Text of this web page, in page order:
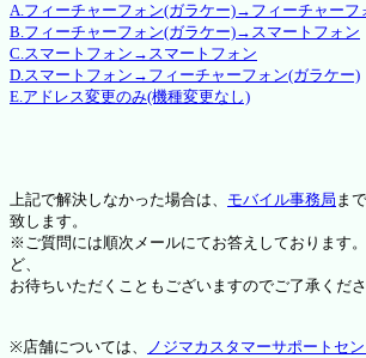
A.フィーチャーフォン(ガラケー)→フィーチャーフ
B.フィーチャーフォン(ガラケー)→スマートフォン
C.スマートフォン→スマートフォン
D.スマートフォン→フィーチャーフォン(ガラケー)
E.アドレス変更のみ(機種変更なし)
上記で解決しなかった場合は、 モバイル事務局 ま
致します。
※ご質問には順次メールにてお答えしております
ど、
お待ちいただくこともございますのでご了承くださ
※店舗については、 ノジマカスタマーサポートセ